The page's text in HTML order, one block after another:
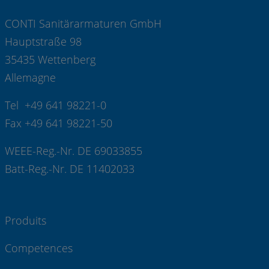
CONTI Sanitärarmaturen GmbH
Hauptstraße 98
35435 Wettenberg
Allemagne
Tel +49 641 98221-0
Fax +49 641 98221-50
WEEE-Reg.-Nr. DE 69033855
Batt-Reg.-Nr. DE 11402033
Produits
Competences